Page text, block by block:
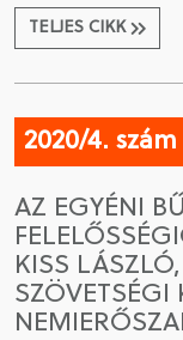
TELJES CIKK
2020/4. szám
AZ EGYÉNI
KISS
SZÖVETSÉGI